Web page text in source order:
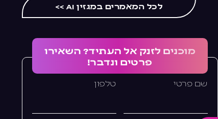
לכל המאמרים במגזין AI >>
מוכנים לזנק אל העתיד? השאירו
פרטים ונדבר!
שם פרטי טלפון